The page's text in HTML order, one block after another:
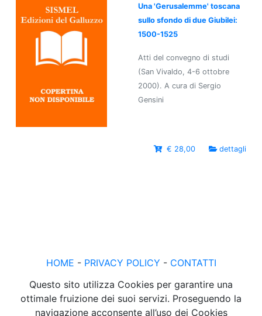
Una 'Gerusalemme' toscana
sullo sfondo di due Giubilei:
1500-1525
Atti del convegno di studi
(San Vivaldo, 4-6 ottobre
2000). A cura di Sergio
Gensini
€ 28,00 dettagli
HOME - PRIVACY POLICY - CONTATTI
Questo sito utilizza Cookies per garantire una
ottimale fruizione dei suoi servizi. Proseguendo la
navigazione acconsente all’uso dei Cookies